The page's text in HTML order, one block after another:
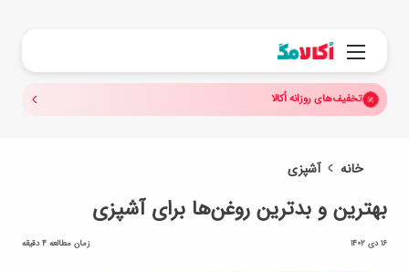
منو
تخفیف‌های روزانه اُکالا
خانه آشپزی
بهترین و بدترین روغن‌ها برای آشپزی
16 دی 1402 زمان مطالعه 4 دقیقه